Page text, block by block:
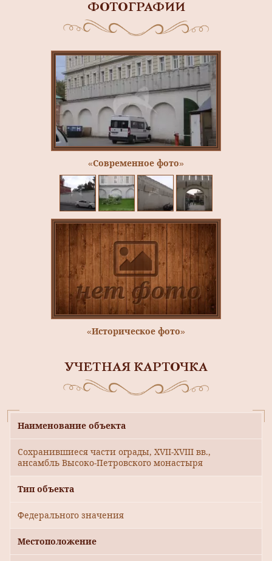
ФОТОГРАФИИ
«Современное фото»
«Историческое фото»
УЧЕТНАЯ КАРТОЧКА
Наименование объекта
Сохранившиеся части ограды, XVII-XVIII вв.,
ансамбль Высоко-Петровского монастыря
Тип объекта
Федерального значения
Местоположение